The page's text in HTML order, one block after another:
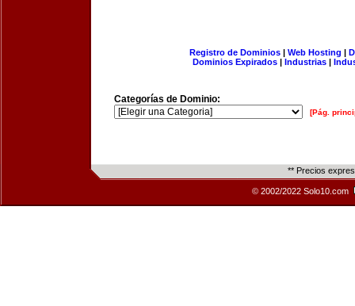
Registro de Dominios| Web Hosting |
Dominios Expirados | Industrias |
Categorías de Dominio:
[Pág.
** Precios
© 2002/2022 Solo10.com